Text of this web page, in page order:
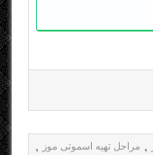
, مراحل تهیه اسموتی موز ,